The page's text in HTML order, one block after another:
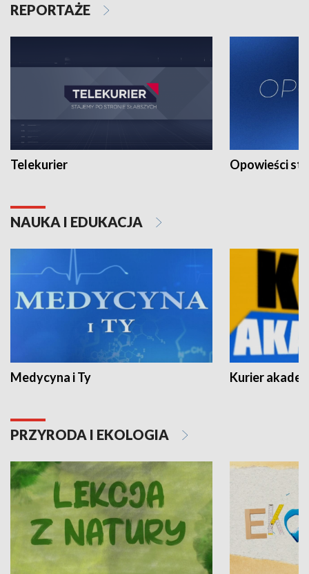
REPORTAŻE
Telekurier Opowieści
NAUKA I EDUKACJA
Medycyna i Ty Kurier
PRZYRODA I EKOLOGIA